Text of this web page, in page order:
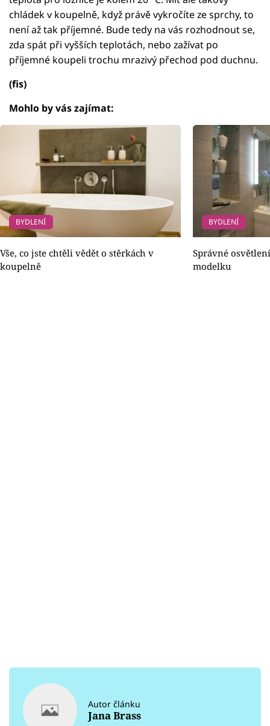
chládek v koupelně, když právě vykročíte ze sprchy, to
není až tak příjemné. Bude tedy na vás rozhodnout se,
zda spát při vyšších teplotách, nebo zažívat po
příjemné koupeli trochu mrazivý přechod pod duchnu.
(fis)
Mohlo by vás zajímat:
BYDLENÍ
Vše, co jste chtěli vědět o stěrkách v
koupelně
BYDLENÍ
Správné
modelku
Autor článku
Jana Brass